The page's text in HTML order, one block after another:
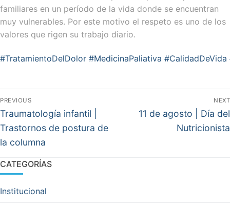
familiares en un período de la vida donde se encuentran
muy vulnerables. Por este motivo el respeto es uno de los
valores que rigen su trabajo diario.
#TratamientoDelDolor #MedicinaPaliativa #CalidadDeVida
Navegación
de
entradas
PREVIOUS
Previous
post:
Traumatología infantil |
Trastornos de postura de
la columna
NEXT
Next
11 de agosto | Día del
Nutricionista
CATEGORÍAS
Institucional